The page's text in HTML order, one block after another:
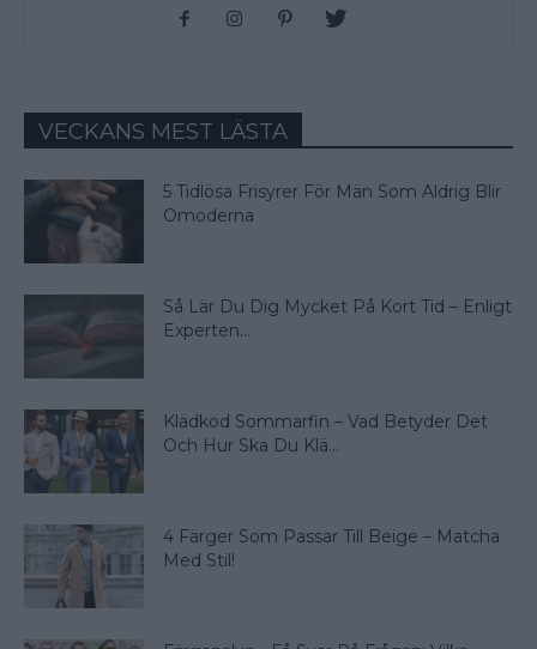
VECKANS MEST LÄSTA
5 Tidlösa Frisyrer För Män Som Aldrig Blir
Omoderna
Så Lär Du Dig Mycket På Kort Tid – Enligt
Experten...
Klädkod Sommarfin – Vad Betyder Det
Och Hur Ska Du Klä...
4 Färger Som Passar Till Beige – Matcha
Med Stil!